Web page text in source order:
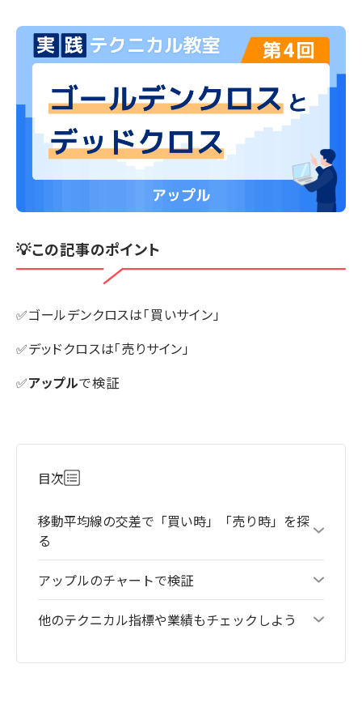
💡この記事のポイント
✅ゴールデンクロスは「買いサイン」
✅デッドクロスは「売りサイン」
✅アップルで検証
目次
移動平均線の交差で「買い時」「売り時」を探
る
アップルのチャートで検証
他のテクニカル指標や業績もチェックしよう